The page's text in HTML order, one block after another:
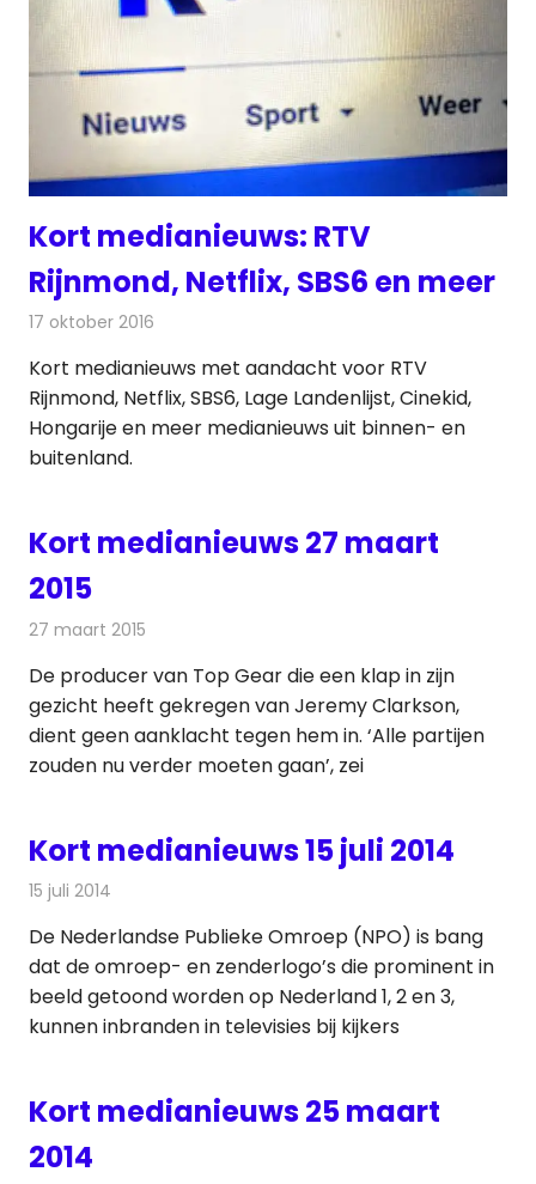
Kort medianieuws: RTV
Rijnmond, Netflix, SBS6 en meer
17 oktober 2016
Kort medianieuws met aandacht voor RTV
Rijnmond, Netflix, SBS6, Lage Landenlijst, Cinekid,
Hongarije en meer medianieuws uit binnen- en
buitenland.
Kort medianieuws 27 maart
2015
27 maart 2015
De producer van Top Gear die een klap in zijn
gezicht heeft gekregen van Jeremy Clarkson,
dient geen aanklacht tegen hem in. ‘Alle partijen
zouden nu verder moeten gaan’, zei
Kort medianieuws 15 juli 2014
15 juli 2014
De Nederlandse Publieke Omroep (NPO) is bang
dat de omroep- en zenderlogo’s die prominent in
beeld getoond worden op Nederland 1, 2 en 3,
kunnen inbranden in televisies bij kijkers
Kort medianieuws 25 maart
2014